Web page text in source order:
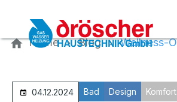
Home Blog Wellness-
04.12.2024 Bad Design